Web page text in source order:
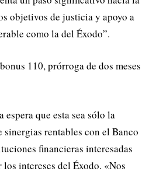
objetivos de justicia y apoyo a
como la del Éxodo”.
110, prórroga de dos meses
que esta sea sólo la
sinergias rentables con el Banco
financieras interesadas
intereses del Éxodo. «Nos